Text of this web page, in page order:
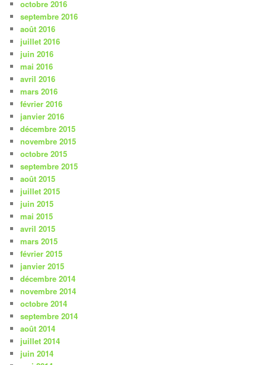
octobre 2016
septembre 2016
août 2016
juillet 2016
juin 2016
mai 2016
avril 2016
mars 2016
février 2016
janvier 2016
décembre 2015
novembre 2015
octobre 2015
septembre 2015
août 2015
juillet 2015
juin 2015
mai 2015
avril 2015
mars 2015
février 2015
janvier 2015
décembre 2014
novembre 2014
octobre 2014
septembre 2014
août 2014
juillet 2014
juin 2014